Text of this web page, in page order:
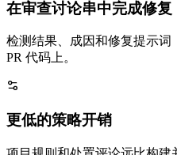
在审查讨论串中完成修复
检测结果、成因和修复提示
PR 代码上。
更低的策略开销